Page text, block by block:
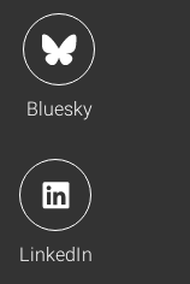
Bluesky
LinkedIn